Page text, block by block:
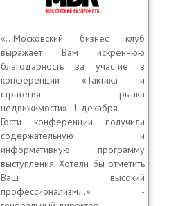
«…Московский бизнес клуб
выражает Вам искреннюю
благодарность за участие в
конференции «Тактика и
стратегия рынка
недвижимости» 1 декабря.
Гости конференции получили
содержательную и
информативную программу
выступления. Хотели бы отметить
Ваш высокий
профессионализм…» -